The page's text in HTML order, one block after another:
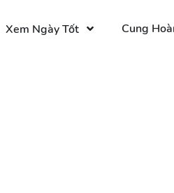
Xem Ngày Tốt Cung